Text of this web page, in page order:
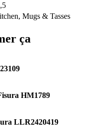
Mugs & Tasses
ça
HM1789
LLR2420419